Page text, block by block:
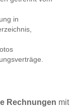
in
Rechnungen mit